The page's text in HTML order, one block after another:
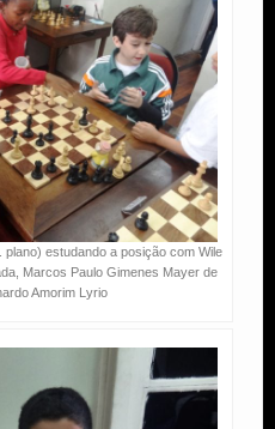
estudando a posição com Wile
Marcos Paulo Gimenes Mayer de
Amorim Lyrio